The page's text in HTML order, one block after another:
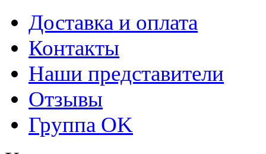
Доставка и оплата
Контакты
Наши представители
Отзывы
Группа OK